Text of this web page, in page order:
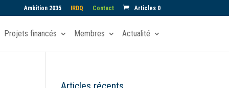
Ambition 2035 IRDQ Contact Articles 0
Projets financés Membres Actualité